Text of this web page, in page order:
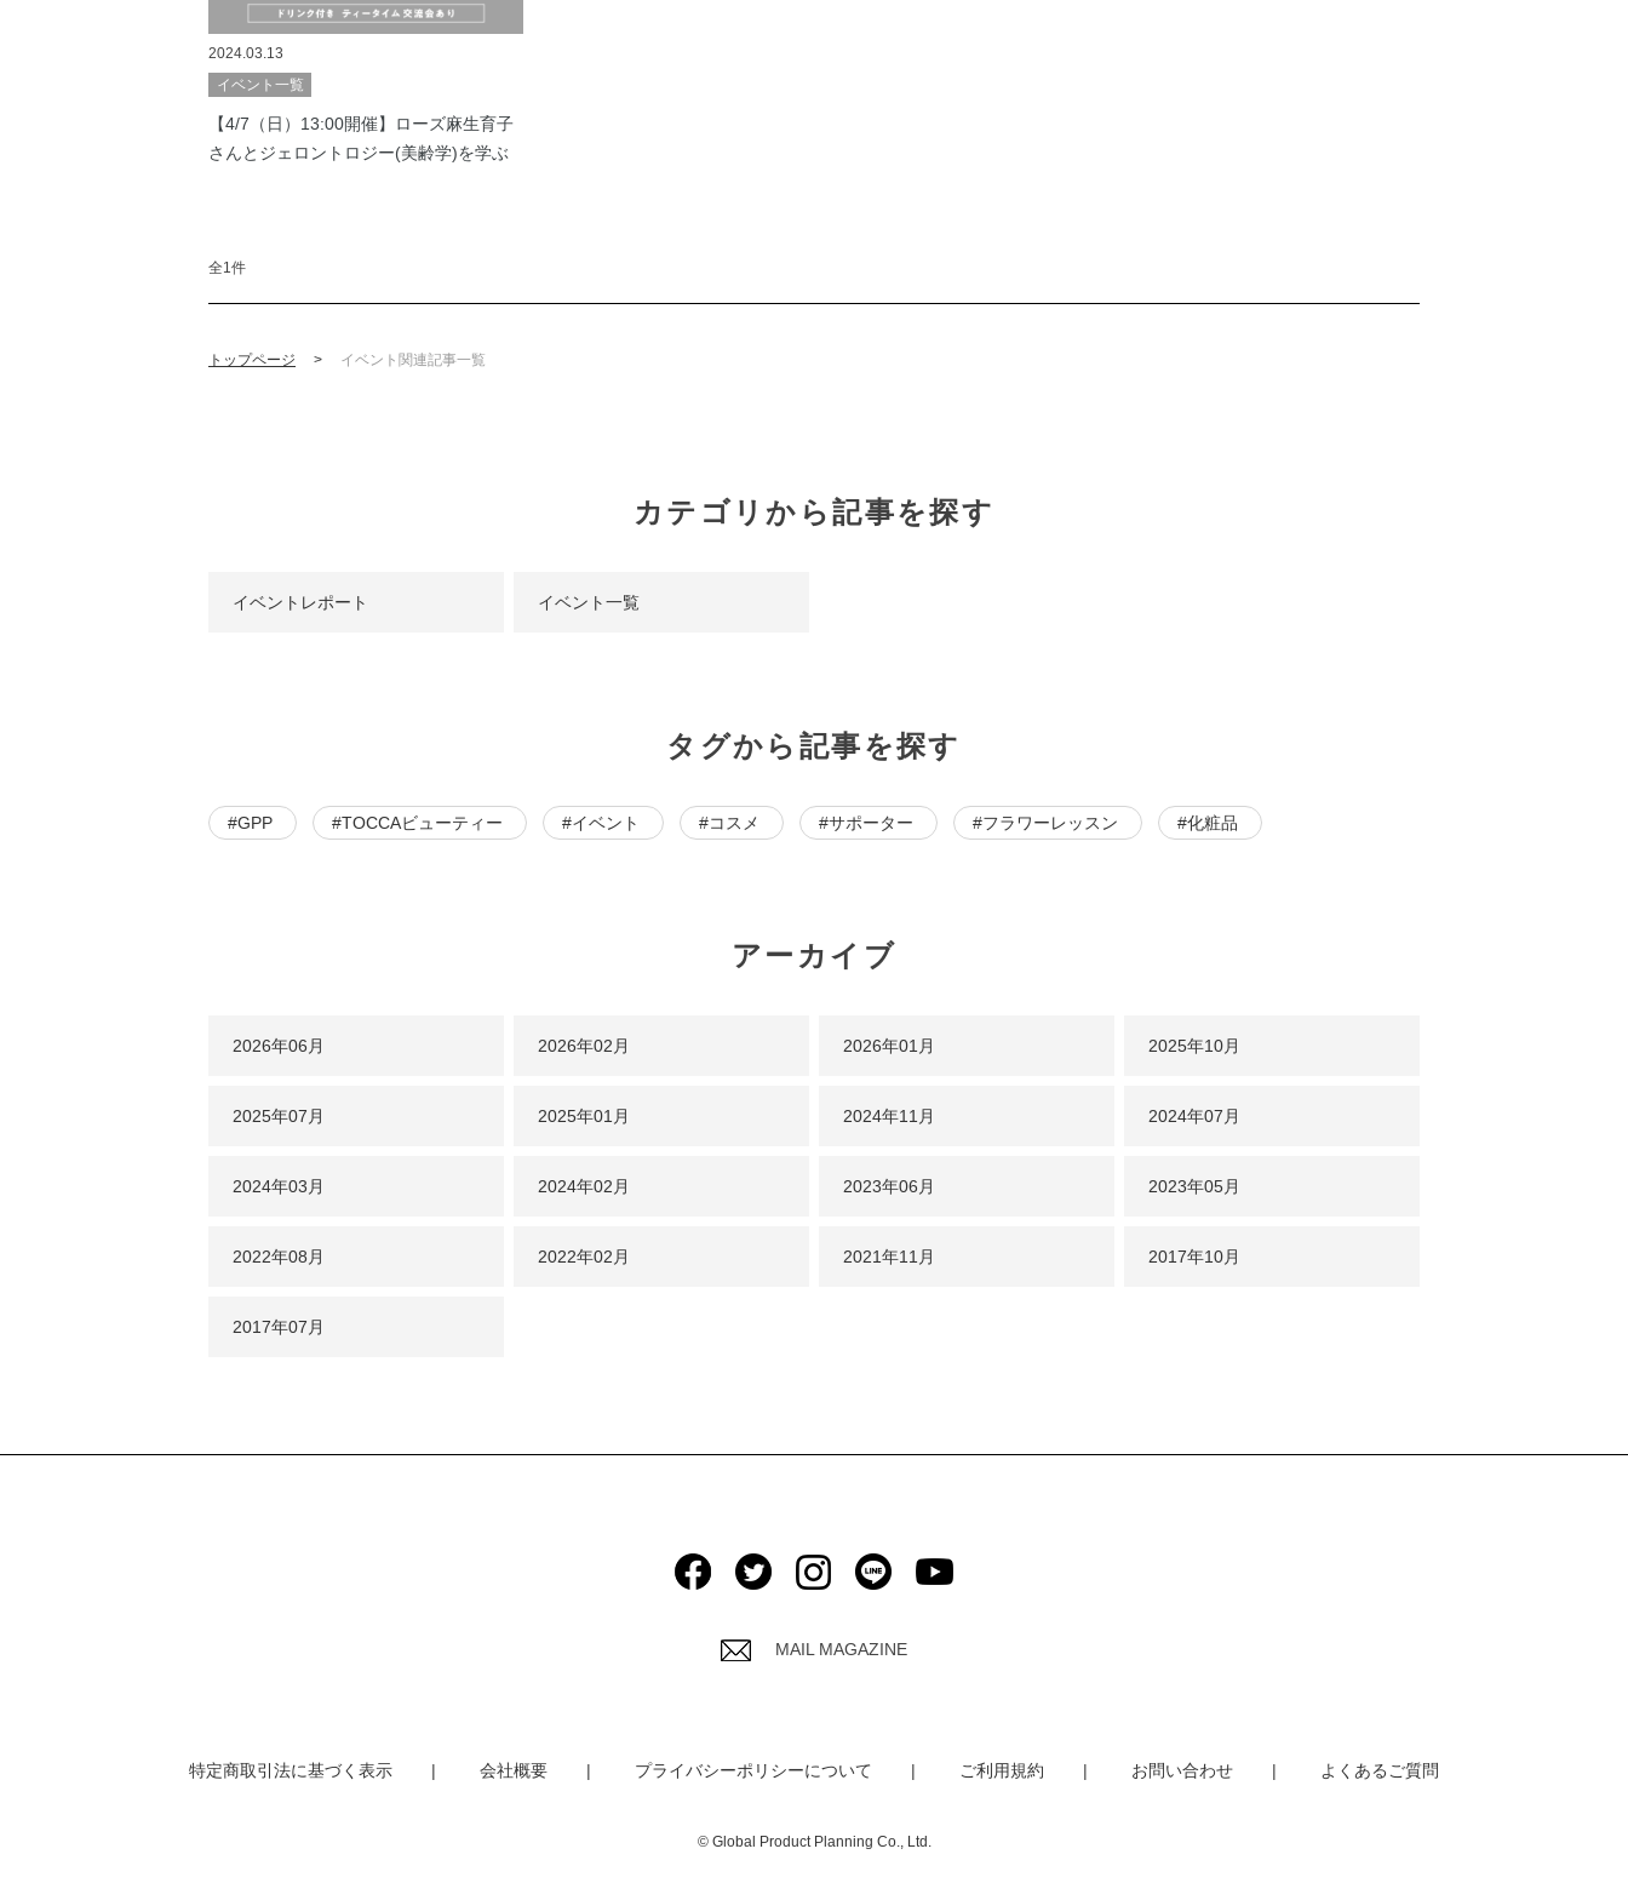
2024.03.13
イベント一覧
【4/7（日）13:00開催】ローズ麻生育子
さんとジェロントロジー(美齢学)を学ぶ
全1件
トップページ > イベント関連記事一覧
カテゴリから記事を探す
イベントレポート イベント一覧
タグから記事を探す
#GPP #TOCCAビューティー #イベント #コスメ #サポーター #フラワーレッスン #化粧品
アーカイブ
2026年06月 2026年02月 2026年01月 2025年10月
2025年07月 2025年01月 2024年11月 2024年07月
2024年03月 2024年02月 2023年06月 2023年05月
2022年08月 2022年02月 2021年11月 2017年10月
2017年07月
MAIL MAGAZINE
特定商取引法に基づく表示 会社概要 プライバシーポリシーについて ご利用規約 お問い合わせ よくあるご質問
© Global Product Planning Co., Ltd.